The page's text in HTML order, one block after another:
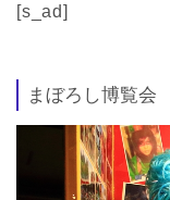
[s_ad]
まぼろし博覧